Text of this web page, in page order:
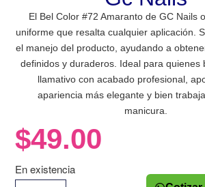
El Bel Color #72 Amaranto de GC Nails
uniforme que resalta cualquier aplicación.
el manejo del producto, ayudando a
definidos y duraderos. Ideal para quienes
llamativo con acabado profesional,
apariencia más elegante y bien
manicura.
$49.00
En existencia